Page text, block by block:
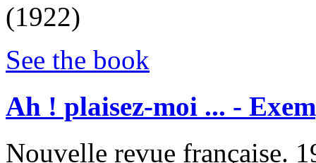
(1922)
See the book
‎Ah ! plaisez-moi ... -
‎Nouvelle revue française.